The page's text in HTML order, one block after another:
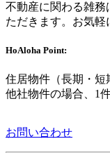
不動産に関わる雑務
ただきます。お気軽
HoAloha Point:
住居物件（長期・短
他社物件の場合、1
お問い合わせ